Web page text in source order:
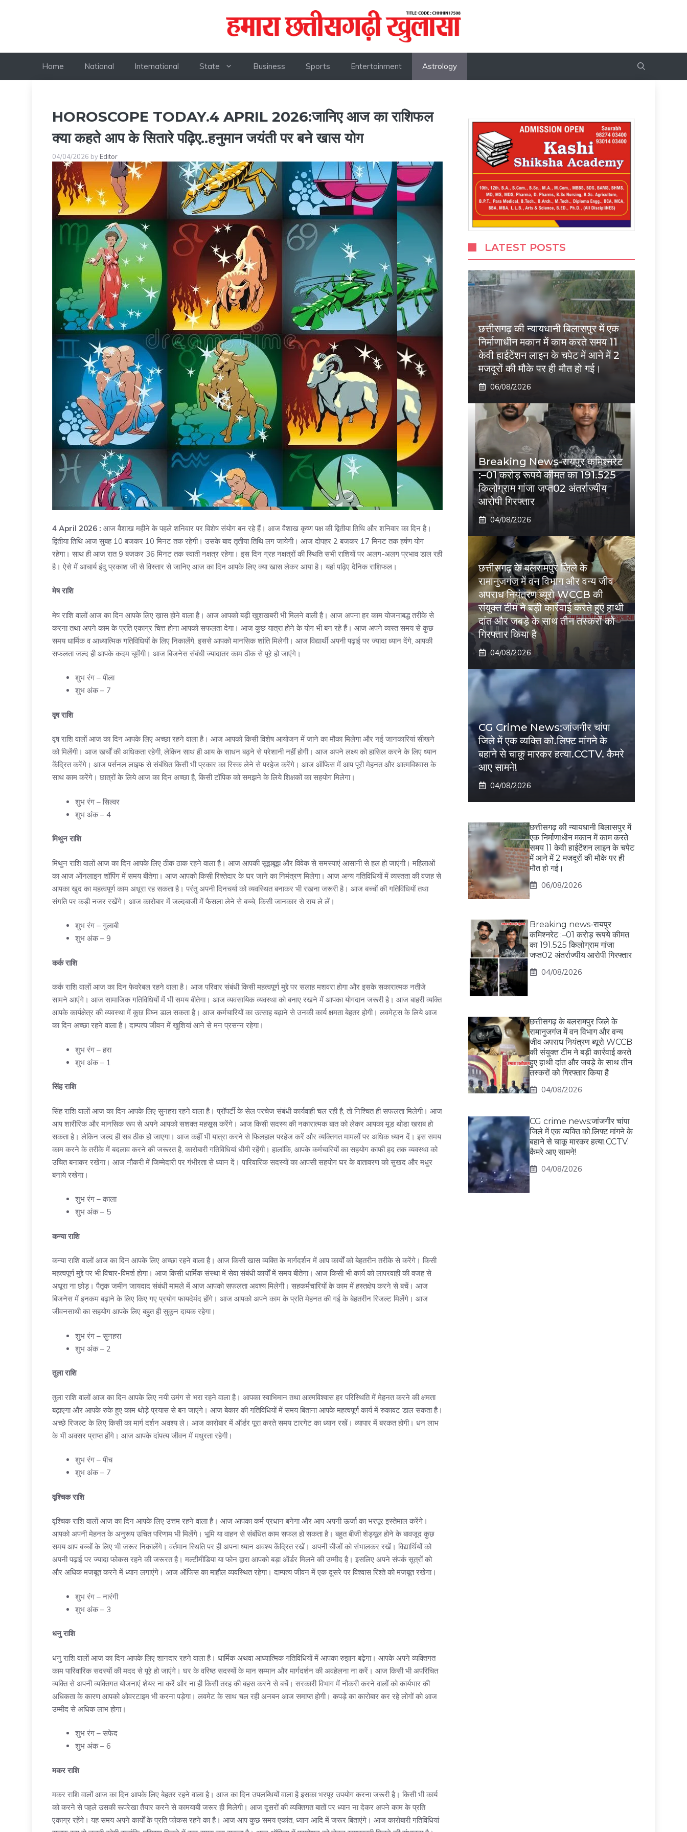
Home National International State Business Sports Entertainment Astrology
HOROSCOPE TODAY.4 APRIL 2026:जानिए आज का राशिफल
क्या कहते आप के सितारे पढ़िए..हनुमान जयंती पर बने खास योग
04/04/2026 by Editor
4 April 2026 : आज वैशाख महीने के पहले शनिवार पर विशेष संयोग बन रहे हैं। आज वैशाख कृष्ण पक्ष की द्वितीया तिथि और शनिवार का दिन है।
द्वितीया तिथि आज सुबह 10 बजकर 10 मिनट तक रहेगी। उसके बाद तृतीया तिथि लग जायेगी। आज दोपहर 2 बजकर 17 मिनट तक हर्षण योग
रहेगा। साथ ही आज रात 9 बजकर 36 मिनट तक स्वाती नक्षत्र रहेगा। इस दिन ग्रह नक्षत्रों की स्थिति सभी राशियों पर अलग-अलग प्रभाव डाल रही
है। ऐसे में आचार्य इंदु प्रकाश जी से विस्तार से जानिए आज का दिन आपके लिए क्या खास लेकर आया है। यहां पढ़िए दैनिक राशिफल।
मेष राशि
मेष राशि वालों आज का दिन आपके लिए ख़ास होने वाला है। आज आपको बड़ी खुशखबरी भी मिलने वाली है। आज अपना हर काम योजनाबद्ध तरीके से
करना तथा अपने काम के प्रति एकाग्र चित्त होना आपको सफलता देगा। आज कुछ यात्रा होने के योग भी बन रहे हैं। आज अपने व्यस्त समय से कुछ
समय धार्मिक व आध्यात्मिक गतिविधियों के लिए निकालेंगे, इससे आपको मानसिक शांति मिलेगी। आज विद्यार्थी अपनी पढ़ाई पर ज्यादा ध्यान देंगे, आपकी
सफलता जल्द ही आपके कदम चूमेंगी। आज बिजनेस संबंधी ज्यादातर काम ठीक से पूरे हो जाएंगे।
शुभ रंग – पीला
शुभ अंक – 7
वृष राशि
वृष राशि वालों आज का दिन आपके लिए अच्छा रहने वाला है। आज आपको किसी विशेष आयोजन में जाने का मौका मिलेगा और नई जानकारियां सीखने
को मिलेंगी। आज खर्चों की अधिकता रहेगी, लेकिन साथ ही आय के साधन बढ़ने से परेशानी नहीं होगी। आज अपने लक्ष्य को हासिल करने के लिए ध्यान
केंद्रित करेंगे। आज पर्सनल लाइफ से संबंधित किसी भी प्रकार का रिस्क लेने से परहेज करेंगे। आज ऑफिस में आप पूरी मेहनत और आत्मविश्वास के
साथ काम करेंगे। छात्रों के लिये आज का दिन अच्छा है, किसी टॉपिक को समझने के लिये शिक्षकों का सहयोग मिलेगा।
शुभ रंग – सिल्वर
शुभ अंक – 4
मिथुन राशि
मिथुन राशि वालों आज का दिन आपके लिए ठीक ठाक रहने वाला है। आज आपकी सूझबूझ और विवेक से समस्याएं आसानी से हल हो जाएंगी। महिलाओं
का आज ऑनलाइन शॉपिंग में समय बीतेगा। आज आपको किसी रिश्तेदार के घर जाने का निमंत्रण मिलेगा। आज अन्य गतिविधियों में व्यस्तता की वजह से
आपका खुद का महत्वपूर्ण काम अधूरा रह सकता है। परंतु अपनी दिनचर्या को व्यवस्थित बनाकर भी रखना जरूरी है। आज बच्चों की गतिविधियों तथा
संगति पर कड़ी नजर रखेंगे। आज कारोबार में जल्दबाजी में फैसला लेने से बच्चे, किसी जानकार से राय ले लें।
शुभ रंग – गुलाबी
शुभ अंक – 9
कर्क राशि
कर्क राशि वालों आज का दिन फेवरेबल रहने वाला है। आज परिवार संबंधी किसी महत्वपूर्ण मुद्दे पर सलाह मशवरा होगा और इसके सकारात्मक नतीजे
सामने आएंगे। आज सामाजिक गतिविधियों में भी समय बीतेगा। आज व्यवसायिक व्यवस्था को बनाए रखने में आपका योगदान जरूरी है। आज बाहरी व्यक्ति
आपके कार्यक्षेत्र की व्यवस्था में कुछ विघ्न डाल सकता है। आज कर्मचारियों का उत्साह बढ़ाने से उनकी कार्य क्षमता बेहतर होगी। लवमेट्स के लिये आज
का दिन अच्छा रहने वाला है। दाम्पत्य जीवन में खुशियां आने से मन प्रसन्न रहेगा।
शुभ रंग – हरा
शुभ अंक – 1
सिंह राशि
सिंह राशि वालों आज का दिन आपके लिए सुनहरा रहने वाला है। प्रॉपर्टी के सेल परचेज संबंधी कार्यवाही चल रही है, तो निश्चित ही सफलता मिलेगी। आज
आप शारीरिक और मानसिक रूप से अपने आपको सशक्त महसूस करेंगे। आज किसी सदस्य की नकारात्मक बात को लेकर आपका मूड थोडा खराब हो
सकता है। लेकिन जल्द ही सब ठीक हो जाएगा। आज कहीं भी यात्रा करने से फिलहाल परहेज करें और व्यक्तिगत मामलों पर अधिक ध्यान दें। इस समय
काम करने के तरीके में बदलाव करने की जरूरत है, कारोबारी गतिविधियां धीमी रहेंगी। हालांकि, आपके कर्मचारियों का सहयोग काफी हद तक व्यवस्था को
उचित बनाकर रखेगा। आज नौकरी में जिम्मेदारी पर गंभीरता से ध्यान दें। पारिवारिक सदस्यों का आपसी सहयोग घर के वातावरण को सुखद और मधुर
बनाये रखेगा।
शुभ रंग – काला
शुभ अंक – 5
कन्या राशि
कन्या राशि वालों आज का दिन आपके लिए अच्छा रहने वाला है। आज किसी खास व्यक्ति के मार्गदर्शन में आप कार्यों को बेहतरीन तरीके से करेंगे। किसी
महत्वपूर्ण मुद्दे पर भी विचार-विमर्श होगा। आज किसी धार्मिक संस्था में सेवा संबंधी कार्यों में समय बीतेगा। आज किसी भी कार्य को लापरवाही की वजह से
अधूरा ना छोड़। पैतृक जमीन जायदाद संबंधी मामले में आज आपको सफलता अवश्य मिलेगी। सहकर्मचारियों के काम में हस्तक्षेप करने से बचें। आज
बिजनेस में इनकम बढ़ाने के लिए किए गए प्रयोग फायदेमंद होंगे। आज आपको अपने काम के प्रति मेहनत की गई के बेहतरीन रिजल्ट मिलेंगे। आज
जीवनसाथी का सहयोग आपके लिए बहुत ही सुकून दायक रहेगा।
शुभ रंग – सुनहरा
शुभ अंक – 2
तुला राशि
तुला राशि वालों आज का दिन आपके लिए नयी उमंग से भरा रहने वाला है। आपका स्वाभिमान तथा आत्मविश्वास हर परिस्थिति में मेहनत करने की क्षमता
बढ़ाएगा और आपके रुके हुए काम थोड़े प्रयास से बन जाएंगे। आज बेकार की गतिविधियों में समय बिताना आपके महत्वपूर्ण कार्य में रुकावट डाल सकता है।
अच्छे रिजल्ट के लिए किसी का मार्ग दर्शन अवश्य ले। आज कारोबार में ऑर्डर पूरा करते समय टारगेट का ध्यान रखें। व्यापार में बरकत होगी। धन लाभ
के भी अवसर प्राप्त होंगे। आज आपके दांपत्य जीवन में मधुरता रहेगी।
शुभ रंग – पीच
शुभ अंक – 7
वृश्चिक राशि
वृश्चिक राशि वालों आज का दिन आपके लिए उत्तम रहने वाला है। आज आपका कर्म प्रधान बनेगा और आप अपनी ऊर्जा का भरपूर इस्तेमाल करेंगे।
आपको अपनी मेहनत के अनुरूप उचित परिणाम भी मिलेंगे। भूमि या वाहन से संबंधित काम सफल हो सकता है। बहुत बीजी शेड्यूल होने के बावजूद कुछ
समय आप बच्चों के लिए भी जरूर निकालेंगे। वर्तमान स्थिति पर ही अपना ध्यान अवश्य केंद्रित रखें। अपनी चीजों को संभालकर रखें। विद्यार्थियों को
अपनी पढ़ाई पर ज्यादा फोकस रहने की जरूरत है। मल्टीमीडिया या फोन द्वारा आपको बड़ा ऑर्डर मिलने की उम्मीद है। इसलिए अपने संपर्क सूत्रों को
और अधिक मजबूत करने में ध्यान लगाएंगे। आज ऑफिस का माहौल व्यवस्थित रहेगा। दाम्पत्य जीवन में एक दूसरे पर विश्वास रिश्ते को मजबूत रखेगा।
शुभ रंग – नारंगी
शुभ अंक – 3
धनु राशि
धनु राशि वालों आज का दिन आपके लिए शानदार रहने वाला है। धार्मिक अथवा आध्यात्मिक गतिविधियों में आपका रुझान बढ़ेगा। आपके अपने व्यक्तिगत
काम पारिवारिक सदस्यों की मदद से पूरे हो जाएंगे। घर के वरिष्ठ सदस्यों के मान सम्मान और मार्गदर्शन की अवहेलना ना करें। आज किसी भी अपरिचित
व्यक्ति से अपनी व्यक्तिगत योजनाएं शेयर ना करें और ना ही किसी तरह की बहस करने से बचें। सरकारी विभाग में नौकरी करने वालों को कार्यभार की
अधिकता के कारण आपको ओवरटाइम भी करना पड़ेगा। लवमेट के साथ चल रही अनबन आज समाप्त होगी। कपड़े का कारोबार कर रहे लोगों को आज
उम्मीद से अधिक लाभ होगा।
शुभ रंग – सफेद
शुभ अंक – 6
मकर राशि
मकर राशि वालों आज का दिन आपके लिए बेहतर रहने वाला है। आज का दिन उपलब्धियों वाला है इसका भरपूर उपयोग करना जरूरी है। किसी भी कार्य
को करने से पहले उसकी रूपरेखा तैयार करने से कामयाबी जरूर ही मिलेगी। आज दूसरों की व्यक्तिगत बातों पर ध्यान ना देकर अपने काम के प्रति
एकाग्र रहेंगे। यह समय अपने कार्यों के प्रति फोकस रहने का है। आज आप कुछ समय एकांत, ध्यान आदि में जरूर बिताएंगे। आज कारोबारी गतिविधियां
LATEST POSTS
छत्तीसगढ़ की न्यायधानी बिलासपुर में एक
निर्माणाधीन मकान में काम करते समय 11
केवी हाईटेंशन लाइन के चपेट में आने में 2
मजदूरों की मौके पर ही मौत हो गई।
06/08/2026
Breaking News-रायपुर कमिश्नरेट
:–01 करोड़ रूपये कीमत का 191.525
किलोग्राम गांजा जप्त02 अंतर्राज्यीय
आरोपी गिरफ्तार
04/08/2026
छत्तीसगढ़ के बलरामपुर जिले के
रामानुजगंज में वन विभाग और वन्य जीव
अपराध नियंत्रण ब्यूरो WCCB की
संयुक्त टीम ने बड़ी कार्रवाई करते हुए हाथी
दांत और जबड़े के साथ तीन तस्करों को
गिरफ्तार किया है
04/08/2026
CG Crime News:जांजगीर चांपा
जिले में एक व्यक्ति को.लिफ्ट मांगने के
बहाने से चाकू मारकर हत्या.CCTV. कैमरे
आए सामने!
04/08/2026
छत्तीसगढ़ की न्यायधानी बिलासपुर में
एक निर्माणाधीन मकान में काम करते
समय 11 केवी हाईटेंशन लाइन के चपेट
में आने में 2 मजदूरों की मौके पर ही
मौत हो गई।
06/08/2026
Breaking news-रायपुर
कमिश्नरेट :–01 करोड़ रूपये कीमत
का 191.525 किलोग्राम गांजा
जप्त02 अंतर्राज्यीय आरोपी गिरफ्तार
04/08/2026
छत्तीसगढ़ के बलरामपुर जिले के
रामानुजगंज में वन विभाग और वन्य
जीव अपराध नियंत्रण ब्यूरो WCCB
की संयुक्त टीम ने बड़ी कार्रवाई करते
हुए हाथी दांत और जबड़े के साथ तीन
तस्करों को गिरफ्तार किया है
04/08/2026
CG crime news:जांजगीर चांपा
जिले में एक व्यक्ति को.लिफ्ट मांगने के
बहाने से चाकू मारकर हत्या.CCTV.
कैमरे आए सामने!
04/08/2026